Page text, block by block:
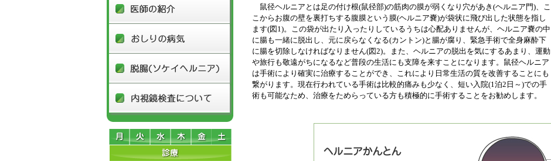
鼠径ヘルニアとは足の付け根(鼠径部)の筋肉の膜が弱くなり穴があき(ヘルニア門)、こ
こからお腹の壁を裏打ちする腹膜という膜(ヘルニア嚢)が袋状に飛び出した状態を指し
ます(図1)。この袋が出たり入ったりしているうちは心配ありませんが、ヘルニア嚢の中
に腸も一緒に脱出し、元に戻らなくなる(カントン)と腸が腐り、緊急手術で全身麻酔下
に腸を切除しなければなりません(図2)。また、ヘルニアの脱出を気にするあまり、運動
や旅行も敬遠がちになるなど普段の生活にも支障を来すことになります。鼠径ヘルニア
は手術により確実に治療することができ、これにより日常生活の質を改善することにも
繋がります。現在行われている手術は比較的痛みも少なく、短い入院(1泊2日～)での手
術も可能なため、治療をためらっている方も積極的に手術することをお勧めします。
おしりの病気
脱腸(ソケイヘルニア)
内視鏡検査について